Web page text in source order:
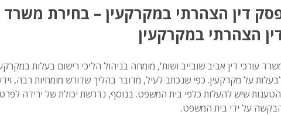
דין הצהרתי במקרקעין – בחירת משרד
הצהרתי במקרקעין
עורכי דין אביב שובייב ושות', מומחה בניהול הליכי רישום בעלות
על מקרקעין. כפי שנכתב לעיל, מדובר בהליך שדורש מומחיות רבה,
שיש להעלות כלפי בית המשפט. בנוסף, נדרשת יכולת של ירידה
על ידי בית המשפט.